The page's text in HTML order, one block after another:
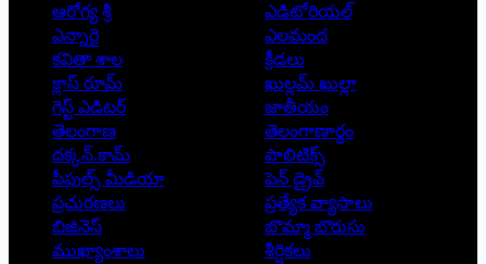
ఆరోగ్య శ్రీ
ఎడిటోరియల్
ఎన్నారై
ఎలమంద
కవితా శాల
క్రీడలు
క్లాస్ రూమ్
ఖుల్లమ్ ఖుల్లా
గెస్ట్ ఎడిటర్
జాతీయం
తెలంగాణ
తెలంగాణార్థం
దక్కన్.కామ్
పాలిటిక్స్
పీపుల్స్ ‌మీడియా
పెన్ డ్రైవ్
ప్రచురణలు
ప్రత్యేక వ్యాసాలు
బిజినెస్
బొమ్మా బొరుసు
ముఖ్యాంశాలు
శీర్షికలు